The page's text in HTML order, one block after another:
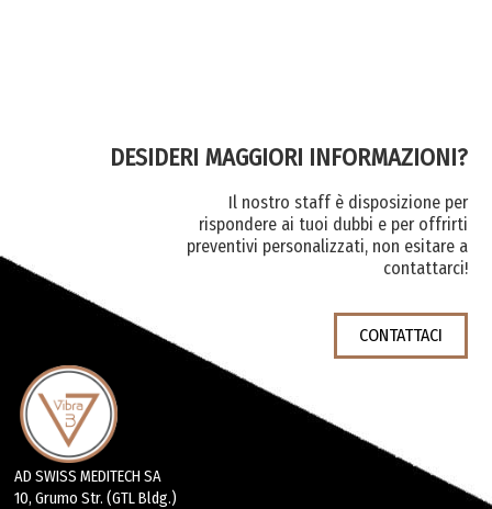
DESIDERI MAGGIORI INFORMAZIONI?
Il nostro staff è disposizione per
rispondere ai tuoi dubbi e per offrirti
preventivi personalizzati, non esitare a
contattarci!
CONTATTACI
AD SWISS MEDITECH SA
10, Grumo Str. (GTL Bldg.)